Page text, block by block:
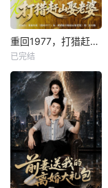
重回1977，打猎赶山娶老婆
已完结